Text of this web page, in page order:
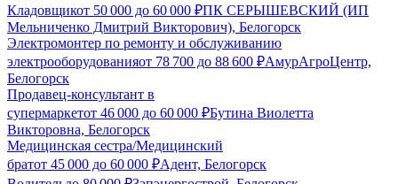
Кладовщикот 50 000 до 60 000 ₽ПК СЕРЫШЕВСКИЙ (ИП
Мельниченко Дмитрий Викторович), Белогорск
Электромонтер по ремонту и обслуживанию
электрооборудованияот 78 700 до 88 600 ₽АмурАгроЦентр,
Белогорск
Продавец-консультант в
супермаркетот 46 000 до 60 000 ₽Бутина Виолетта
Викторовна, Белогорск
Медицинская сестра/Медицинский
братот 45 000 до 60 000 ₽Адент, Белогорск